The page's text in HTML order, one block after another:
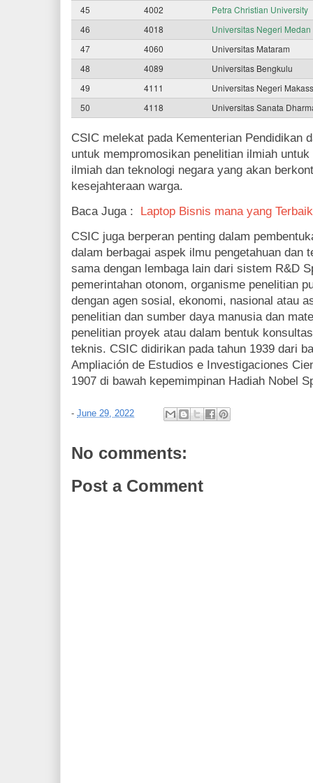
45
4002
Petra Christian University
46
4018
Universitas Negeri Medan
47
4060
Universitas Mataram
48
4089
Universitas Bengkulu
49
4111
Universitas Negeri
50
4118 Universitas Sanata
CSIC melekat pada Kementerian Pendidikan
untuk mempromosikan penelitian ilmiah
ilmiah dan teknologi negara yang akan
kesejahteraan warga.
Baca Juga : Laptop Bisnis mana yang
CSIC juga berperan penting dalam
dalam berbagai aspek ilmu pengetahuan
sama dengan lembaga lain dari sistem R&D
pemerintahan otonom, organisme penelitian
dengan agen sosial, ekonomi, nasional atau
penelitian dan sumber daya manusia dan
penelitian proyek atau dalam bentuk
teknis. CSIC didirikan pada tahun 1939 dari
Ampliación de Estudios e Investigaciones
1907 di bawah kepemimpinan Hadiah Nobel
- June 29, 2022
No comments:
Post a Comment